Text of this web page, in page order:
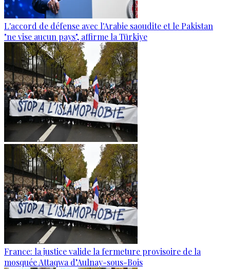
L'accord de défense avec l'Arabie saoudite et le Pakistan
"ne vise aucun pays", affirme la Türkiye
France: la justice valide la fermeture provisoire de la
mosquée Attaqwa d’Aulnay-sous-Bois